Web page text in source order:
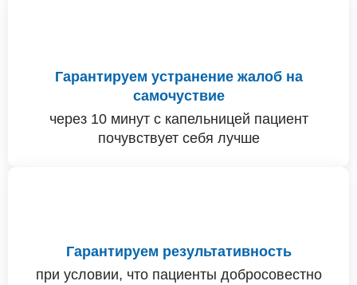
Гарантируем устранение жалоб на
самочуствие
через 10 минут с капельницей пациент
почувствует себя лучше
Гарантируем результативность
при условии, что пациенты добросовестно